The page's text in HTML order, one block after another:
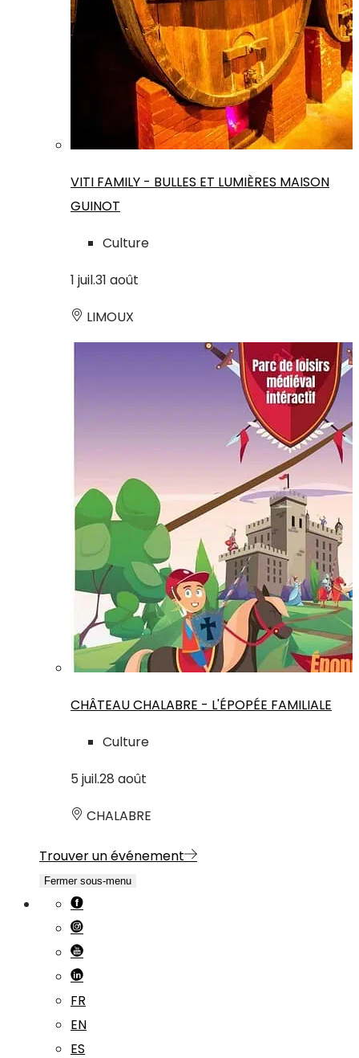
VITI FAMILY - BULLES ET LUMIÈRES MAISON
GUINOT
Culture
1 juil.31 août
LIMOUX
CHÂTEAU CHALABRE - L'ÉPOPÉE FAMILIALE
Culture
5 juil.28 août
CHALABRE
Trouver un événement
Fermer sous-menu
FR
EN
ES